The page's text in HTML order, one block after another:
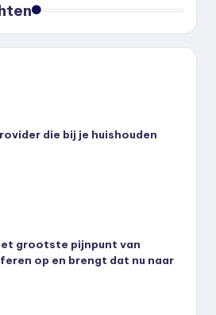
die bij je huishouden
grootste pijnpunt van
op en brengt dat nu naar